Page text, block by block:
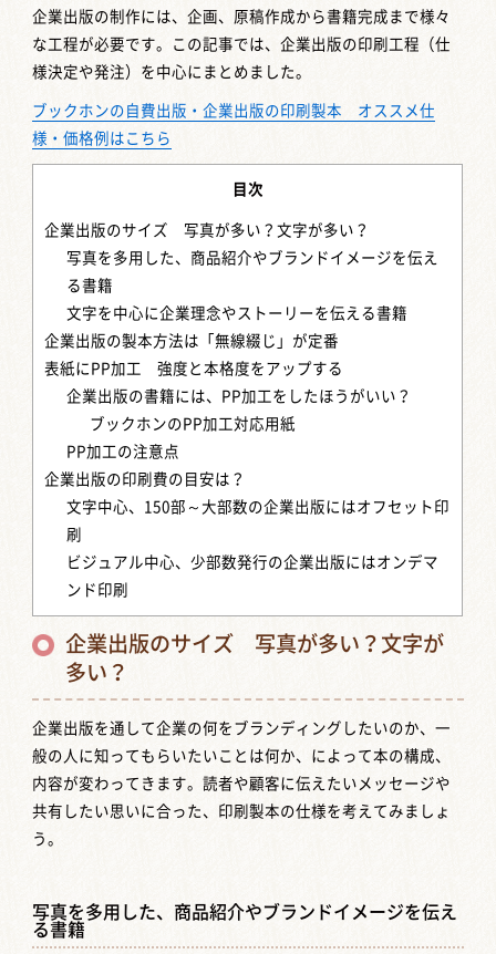
企業出版の制作には、企画、原稿作成から書籍完成まで様々
な工程が必要です。この記事では、企業出版の印刷工程（仕
様決定や発注）を中心にまとめました。
ブックホンの自費出版・企業出版の印刷製本 オススメ仕
様・価格例はこちら
目次
企業出版のサイズ 写真が多い？文字が多い？
写真を多用した、商品紹介やブランドイメージを伝え
る書籍
文字を中心に企業理念やストーリーを伝える書籍
企業出版の製本方法は「無線綴じ」が定番
表紙にPP加工 強度と本格度をアップする
企業出版の書籍には、PP加工をしたほうがいい？
ブックホンのPP加工対応用紙
PP加工の注意点
企業出版の印刷費の目安は？
文字中心、150部～大部数の企業出版にはオフセット印
刷
ビジュアル中心、少部数発行の企業出版にはオンデマ
ンド印刷
企業出版のサイズ 写真が多い？文字が
多い？
企業出版を通して企業の何をブランディングしたいのか、一
般の人に知ってもらいたいことは何か、によって本の構成、
内容が変わってきます。読者や顧客に伝えたいメッセージや
共有したい思いに合った、印刷製本の仕様を考えてみましょ
う。
写真を多用した、商品紹介やブランドイメージを伝え
る書籍